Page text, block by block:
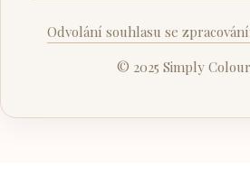
Odvolání souhlasu se
© 2025 Simply